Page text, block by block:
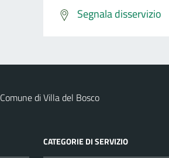
Segnala disservizio
Comune di Villa del Bosco
CATEGORIE DI SERVIZIO